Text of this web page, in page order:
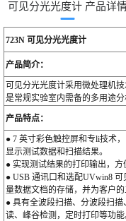
可见分光光度计 产品详
723N 可见分光光度计
产品简介：
可见分光光度计采用微处理机
是常规实验室内需备的多用途分
产品特点：
● 7 英寸彩色触控屏和专li技术
显示测试数据和扫描结果。
● 实现测试结果的打印输出，方
● USB 通讯口和选配UVwin8
量数据文档的存储，并为客户的
● 具有全波段扫描、分波段扫
读、峰谷检测，定时打印等功能